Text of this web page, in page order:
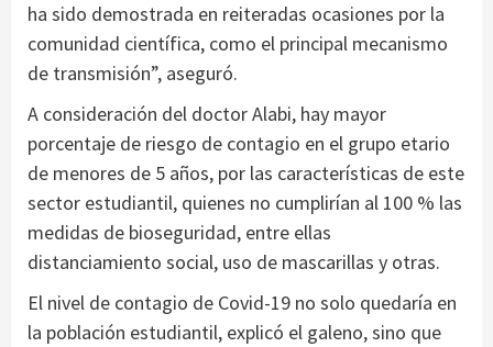
ha sido demostrada en reiteradas ocasiones por la
comunidad científica, como el principal mecanismo
de transmisión”, aseguró.
A consideración del doctor Alabi, hay mayor
porcentaje de riesgo de contagio en el grupo etario
de menores de 5 años, por las características de este
sector estudiantil, quienes no cumplirían al 100 % las
medidas de bioseguridad, entre ellas
distanciamiento social, uso de mascarillas y otras.
El nivel de contagio de Covid-19 no solo quedaría en
la población estudiantil, explicó el galeno, sino que